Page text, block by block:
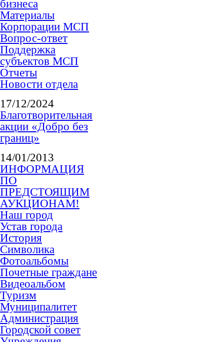
бизнеса
Материалы
Корпорации МСП
Вопрос-ответ
Поддержка
субъектов МСП
Отчеты
Новости отдела
17/12/2024
Благотворительная
акции «Добро без
границ»
14/01/2013
ИНФОРМАЦИЯ
ПО
ПРЕДСТОЯЩИМ
АУКЦИОНАМ!
Наш город
Устав города
История
Символика
Фотоальбомы
Почетные граждане
Видеоальбом
Туризм
Муниципалитет
Администрация
Городской совет